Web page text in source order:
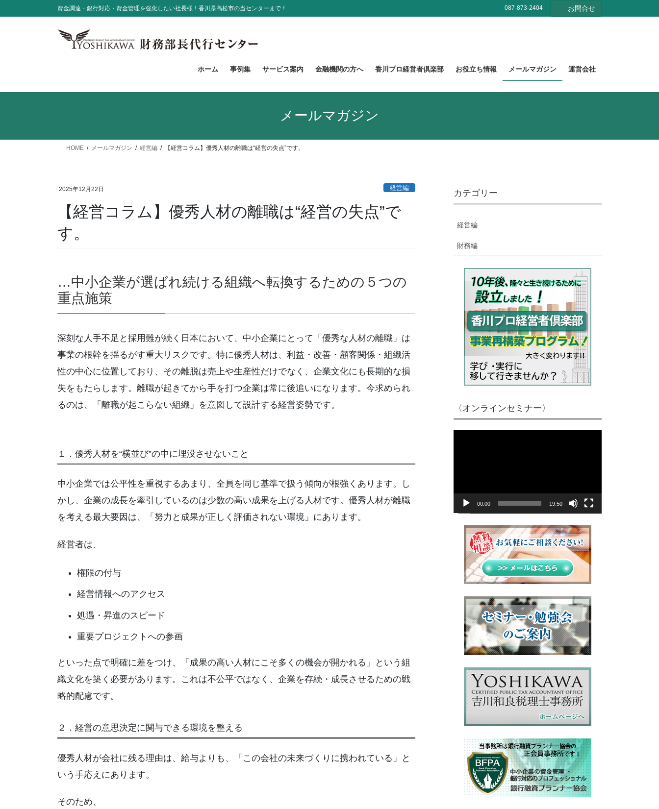
ン
ビ
資金調達・銀行対応・資金管理を強化したい社長様！香川県高松市の当センターまで！ 087-873-2404 お問合せ
ホーム 事例集 サービス案内 金融機関の方へ 香川プロ経営者倶楽部 お役立ち情報 メールマガジン 運営会社
メールマガジン
HOME メールマガジン 経営編 【経営コラム】優秀人材の離職は“経営の失点”です。
2025年12月22日 経営編
【経営コラム】優秀人材の離職は“経営の失点”で
す。
…中小企業が選ばれ続ける組織へ転換するための５つの
重点施策
深刻な人手不足と採用難が続く日本において、中小企業にとって「優秀な人材の離職」は
事業の根幹を揺るがす重大リスクです。特に優秀人材は、利益・改善・顧客関係・組織活
性の中心に位置しており、その離脱は売上や生産性だけでなく、企業文化にも長期的な損
失をもたらします。離職が起きてから手を打つ企業は常に後追いになります。今求められ
るのは、「離職が起こらない組織」を意図して設計する経営姿勢です。
１．優秀人材を“横並び”の中に埋没させないこと
中小企業では公平性を重視するあまり、全員を同じ基準で扱う傾向が根強くあります。し
かし、企業の成長を牽引しているのは少数の高い成果を上げる人材です。優秀人材が離職
を考える最大要因は、「努力と成果が正しく評価されない環境」にあります。
経営者は、
権限の付与
経営情報へのアクセス
処遇・昇進のスピード
重要プロジェクトへの参画
といった点で明確に差をつけ、「成果の高い人材にこそ多くの機会が開かれる」という組
織文化を築く必要があります。これは不公平ではなく、企業を存続・成長させるための戦
略的配慮です。
２．経営の意思決定に関与できる環境を整える
優秀人材が会社に残る理由は、給与よりも、「この会社の未来づくりに携われている」と
いう手応えにあります。
そのため、
カテゴリー
経営編
財務編
〈オンラインセミナー〉
ヤ
00:00 19:50